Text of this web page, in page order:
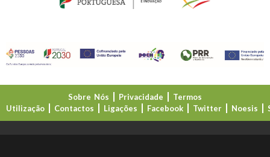
Sobre Nós Privacidade
Termos
Utilização
Contactos Ligações Facebook Twitter Noesis